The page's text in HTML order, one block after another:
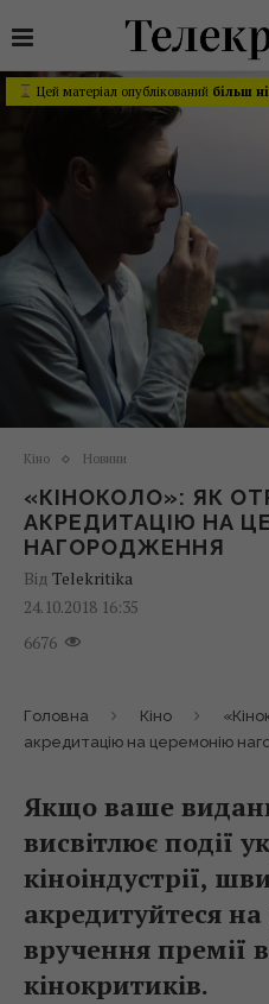
Цей матеріал опублікований більш
Кіно Новини
«КІНОКОЛО»: ЯК
АКРЕДИТАЦІЮ НА
НАГОРОДЖЕННЯ
Від Telekritika
24.10.2018 16:35
6676
Головна Кіно
акредитацію на церемонію
Якщо ваше
висвітлює події
кіноіндустрії,
акредитуйтеся
вручення премії
кінокритиків.